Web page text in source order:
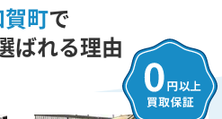
町で
ばれる理由